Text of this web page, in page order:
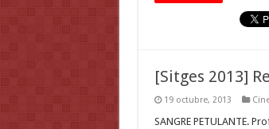
[Sitges 2013]
19 octubre, 2013
SANGRE PETULANTE.